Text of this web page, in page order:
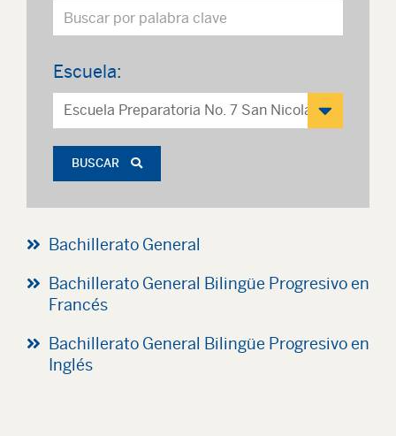
Escuela:
BUSCAR
Bachillerato General
Bachillerato General Bilingüe Progresivo en
Francés
Bachillerato General Bilingüe Progresivo en
Inglés